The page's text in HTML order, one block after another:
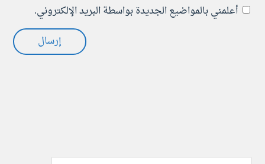
أعلمني بالمواضيع الجديدة بواسطة البريد الإلكتروني.